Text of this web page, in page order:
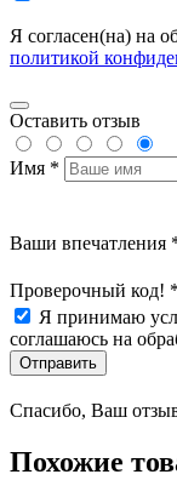
Я согласен(на) на
политикой
Оставить отзыв
Имя *
Ваши впечатления
Проверочный код! *
Я принимаю
соглашаюсь на
Отправить
Спасибо, Ваш
Похожие